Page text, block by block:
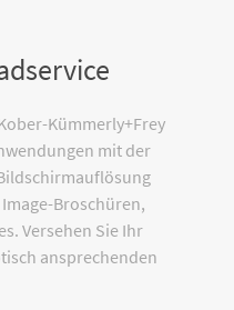
Kümmerly+Frey
mit der
Broschüren,
Versehen Sie Ihr
ansprechenden